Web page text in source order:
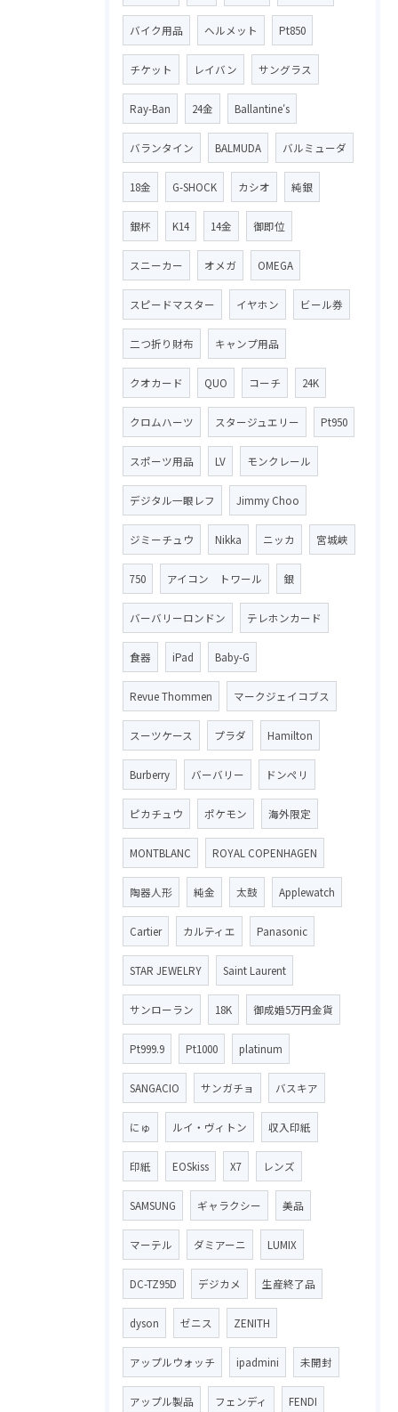
バイク用品 ヘルメット Pt850
チケット レイバン サングラス
Ray-Ban 24金 Ballantine′s
バランタイン BALMUDA バルミューダ
18金 G-SHOCK カシオ 純銀
銀杯 K14 14金 御即位
スニーカー オメガ OMEGA
スピードマスター イヤホン ビール券
二つ折り財布 キャンプ用品
クオカード QUO コーチ 24K
クロムハーツ スタージュエリー Pt950
スポーツ用品 LV モンクレール
デジタル一眼レフ Jimmy Choo
ジミーチュウ Nikka ニッカ 宮城峡
750 アイコン トワール 銀
バーバリーロンドン テレホンカード
食器 iPad Baby-G
Revue Thommen マークジェイコブス
スーツケース プラダ Hamilton
Burberry バーバリー ドンペリ
ピカチュウ ポケモン 海外限定
MONTBLANC ROYAL COPENHAGEN
陶器人形 純金 太鼓 Applewatch
Cartier カルティエ Panasonic
STAR JEWELRY Saint Laurent
サンローラン 18K 御成婚5万円金貨
Pt999.9 Pt1000 platinum
SANGACIO サンガチョ バスキア
にゅ ルイ・ヴィトン 収入印紙
印紙 EOSkiss X7 レンズ
SAMSUNG ギャラクシー 美品
マーテル ダミアーニ LUMIX
DC-TZ95D デジカメ 生産終了品
dyson ゼニス ZENITH
アップルウォッチ ipadmini 未開封
アップル製品 フェンディ FENDI